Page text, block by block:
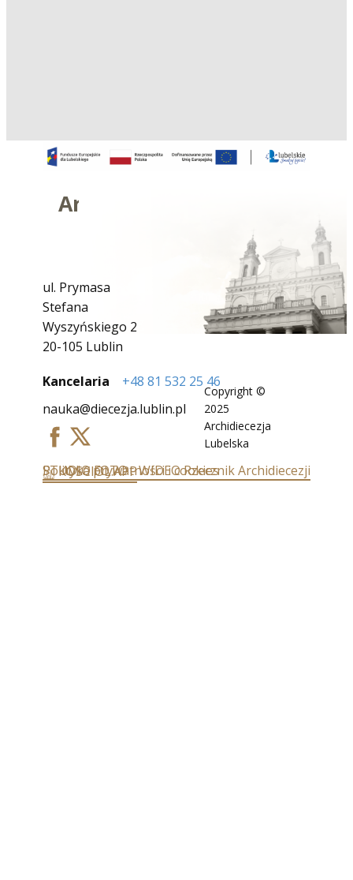
Archidiecezja Lubelska
Copyright ©
2025
Archidiecezja
Lubelska
ul. Prymasa
Stefana
Wyszyńskiego 2
20-105 Lublin
nauka@diecezja.lublin.pl
Kancelaria +48 81 532 25 46
Polityka prywatności i cookies
STUDIO FOTO - WIDEORzecznik Archidiecezji
KOSCIOL.APP